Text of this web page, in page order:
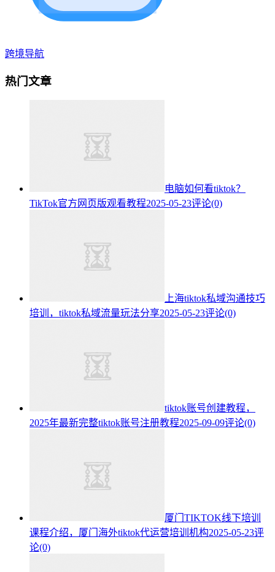
跨境导航
热门文章
电脑如何看tiktok？
TikTok官方网页版观看教程2025-05-23评论(0)
上海tiktok私域沟通技巧
培训，tiktok私域流量玩法分享2025-05-23评论(0)
tiktok账号创建教程，
2025年最新完整tiktok账号注册教程2025-09-09评论(0)
厦门TIKTOK线下培训
课程介绍，厦门海外tiktok代运营培训机构2025-05-23评
论(0)